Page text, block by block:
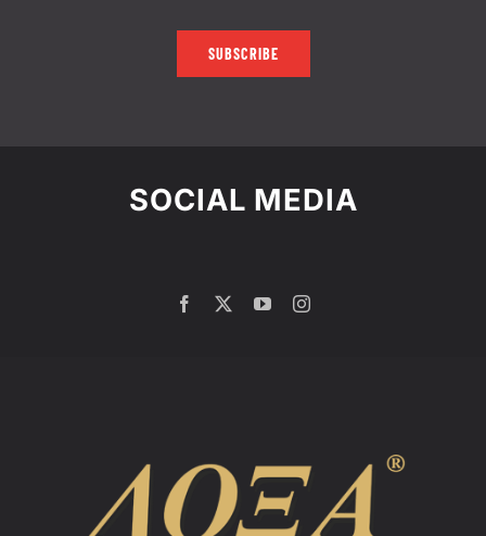
SUBSCRIBE
SOCIAL MEDIA